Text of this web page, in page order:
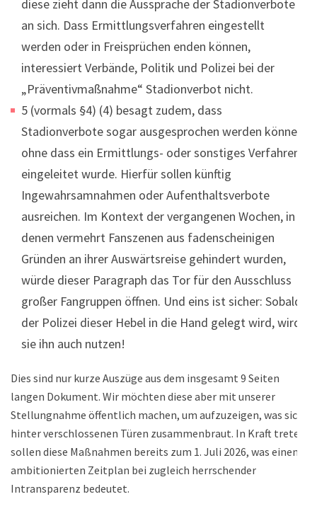
diese zieht dann die Aussprache der Stadionverbote
an sich. Dass Ermittlungsverfahren eingestellt
werden oder in Freisprüchen enden können,
interessiert Verbände, Politik und Polizei bei der
„Präventivmaßnahme“ Stadionverbot nicht.
5 (vormals §4) (4) besagt zudem, dass
Stadionverbote sogar ausgesprochen werden können,
ohne dass ein Ermittlungs- oder sonstiges Verfahren
eingeleitet wurde. Hierfür sollen künftig
Ingewahrsamnahmen oder Aufenthaltsverbote
ausreichen. Im Kontext der vergangenen Wochen, in
denen vermehrt Fanszenen aus fadenscheinigen
Gründen an ihrer Auswärtsreise gehindert wurden,
würde dieser Paragraph das Tor für den Ausschluss
großer Fangruppen öffnen. Und eins ist sicher: Sobald
der Polizei dieser Hebel in die Hand gelegt wird, wird
sie ihn auch nutzen!
Dies sind nur kurze Auszüge aus dem insgesamt 9 Seiten
langen Dokument. Wir möchten diese aber mit unserer
Stellungnahme öffentlich machen, um aufzuzeigen, was sich
hinter verschlossenen Türen zusammenbraut. In Kraft treten
sollen diese Maßnahmen bereits zum 1. Juli 2026, was einen
ambitionierten Zeitplan bei zugleich herrschender
Intransparenz bedeutet.